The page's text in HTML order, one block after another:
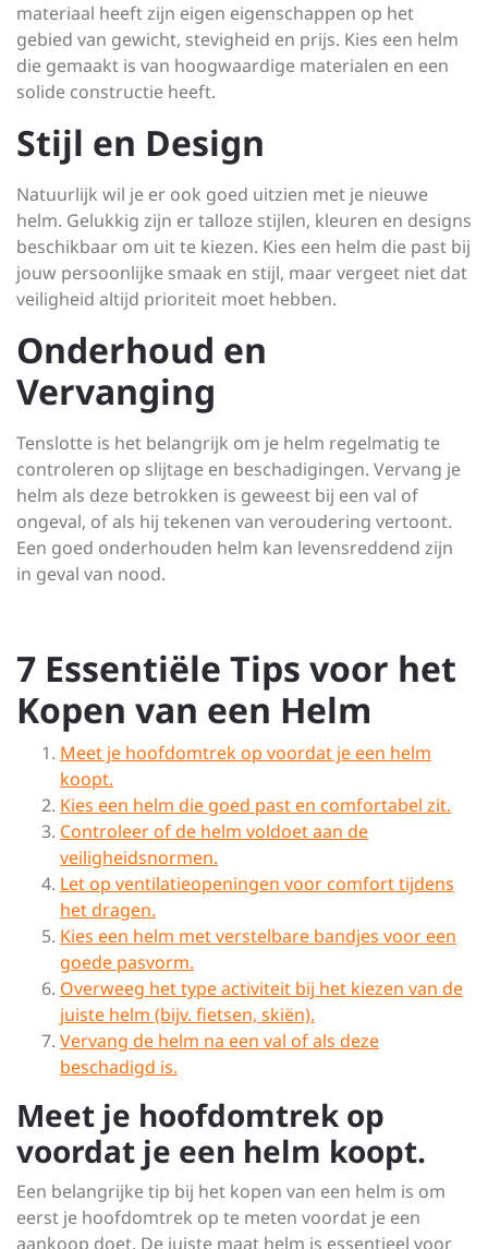
materiaal heeft zijn eigen eigenschappen op het
gebied van gewicht, stevigheid en prijs. Kies een helm
die gemaakt is van hoogwaardige materialen en een
solide constructie heeft.
Stijl en Design
Natuurlijk wil je er ook goed uitzien met je nieuwe
helm. Gelukkig zijn er talloze stijlen, kleuren en designs
beschikbaar om uit te kiezen. Kies een helm die past bij
jouw persoonlijke smaak en stijl, maar vergeet niet dat
veiligheid altijd prioriteit moet hebben.
Onderhoud en
Vervanging
Tenslotte is het belangrijk om je helm regelmatig te
controleren op slijtage en beschadigingen. Vervang je
helm als deze betrokken is geweest bij een val of
ongeval, of als hij tekenen van veroudering vertoont.
Een goed onderhouden helm kan levensreddend zijn
in geval van nood.
7 Essentiële Tips voor het
Kopen van een Helm
Meet je hoofdomtrek op voordat je een helm
koopt.
Kies een helm die goed past en comfortabel zit.
Controleer of de helm voldoet aan de
veiligheidsnormen.
Let op ventilatieopeningen voor comfort tijdens
het dragen.
Kies een helm met verstelbare bandjes voor een
goede pasvorm.
Overweeg het type activiteit bij het kiezen van de
juiste helm (bijv. fietsen, skiën).
Vervang de helm na een val of als deze
beschadigd is.
Meet je hoofdomtrek op
voordat je een helm koopt.
Een belangrijke tip bij het kopen van een helm is om
eerst je hoofdomtrek op te meten voordat je een
aankoop doet. De juiste maat helm is essentieel voor